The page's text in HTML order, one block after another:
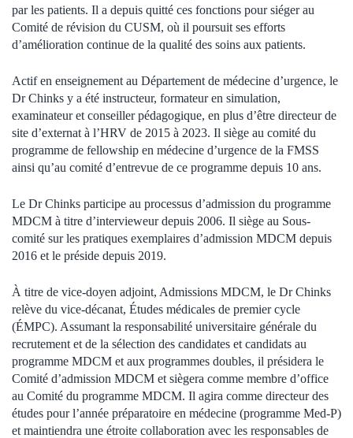
par les patients. Il a depuis quitté ces fonctions pour siéger au
Comité de révision du CUSM, où il poursuit ses efforts
d’amélioration continue de la qualité des soins aux patients.
Actif en enseignement au Département de médecine d’urgence, le
DrChinks y a été instructeur, formateur en simulation,
examinateur et conseiller pédagogique, en plus d’être directeur de
site d’externat à l’HRV de 2015 à 2023. Il siège au comité du
programme de fellowship en médecine d’urgence de la FMSS
ainsi qu’au comité d’entrevue de ce programme depuis 10 ans.
Le DrChinks participe au processus d’admission du programme
MDCM à titre d’intervieweur depuis 2006. Il siège au Sous-
comité sur les pratiques exemplaires d’admission MDCM depuis
2016 et le préside depuis 2019.
À titre de vice-doyen adjoint, Admissions MDCM, le DrChinks
relève du vice-décanat, Études médicales de premier cycle
(ÉMPC). Assumant la responsabilité universitaire générale du
recrutement et de la sélection des candidates et candidats au
programme MDCM et aux programmes doubles, il présidera le
Comité d’admission MDCM et siègera comme membre d’office
au Comité du programme MDCM. Il agira comme directeur des
études pour l’année préparatoire en médecine (programme Med-P)
et maintiendra une étroite collaboration avec les responsables de